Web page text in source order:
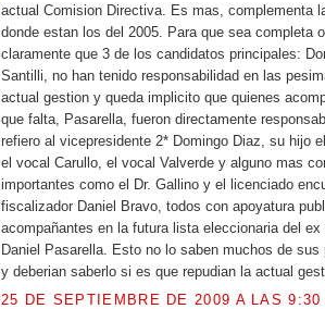
actual Comision Directiva. Es mas, complementa
donde estan los del 2005. Para que sea completa
claramente que 3 de los candidatos principales:
Santilli, no han tenido responsabilidad en las
actual gestion y queda implicito que quienes
que falta, Pasarella, fueron directamente
refiero al vicepresidente 2* Domingo Diaz, su hijo
el vocal Carullo, el vocal Valverde y alguno mas
importantes como el Dr. Gallino y el licenciado
fiscalizador Daniel Bravo, todos con apoyatura
acompañantes en la futura lista eleccionaria del
Daniel Pasarella. Esto no lo saben muchos de
y deberian saberlo si es que repudian la actual
25 DE SEPTIEMBRE DE 2009 A LAS 9:30